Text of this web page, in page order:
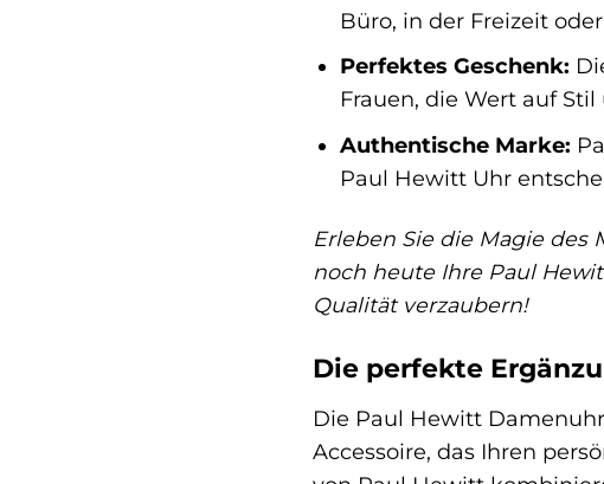
Büro, in der Freizeit
Perfektes Geschenk:
Frauen, die Wert auf
Authentische Marke:
Paul Hewitt Uhr
Erleben Sie die Magie des
noch heute Ihre Paul
Qualität verzaubern!
Die perfekte
Die Paul Hewitt
Accessoire, das Ihren